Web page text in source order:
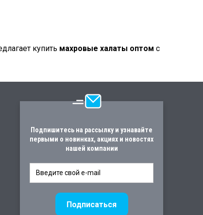
купить махровые халаты оптом с
Подпишитесь на рассылку и узнавайте
первыми о новинках, акциях и новостях
нашей компании